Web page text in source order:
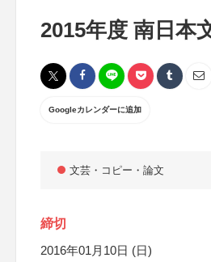
2015年度 南日本
Googleカレンダーに追加
文芸・コピー・論文
締切
2016年01月10日 (日)